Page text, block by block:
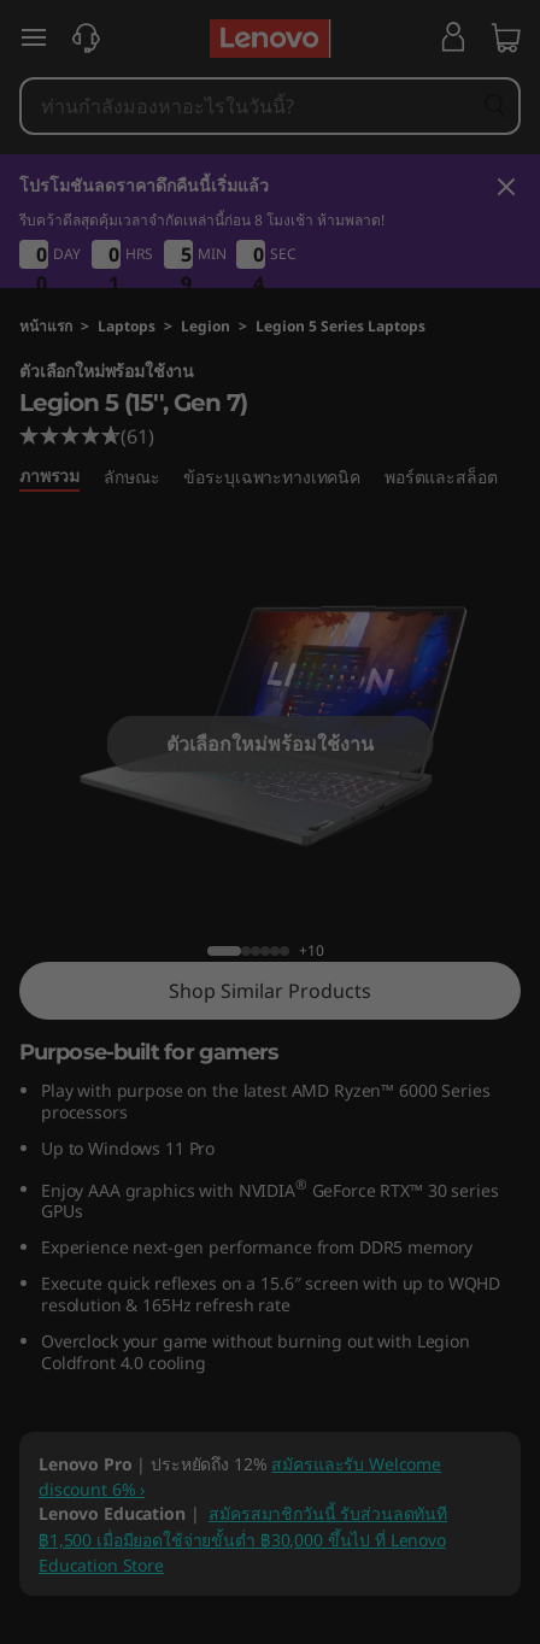
e
g
o
n
5
G
e
n
ข้ามไปที่เนื้อหาหลัก
โปรโมชันลดราคาดึกคืนนี้เริ่มแล้ว
รีบคว้าดีลสุดคุ้มเวลาจำกัดเหล่านี้ก่อน 8 โมงเช้า ห้ามพลาด!
0
0
0
0
0
0
0
0
DAY
0
1
0
1
0
1
0
1
HRS
5
9
5
9
5
9
5
9
MIN 0
3
0
2
0
3
0
2
SEC
หน้าแรก > Laptops > Legion > Legion 5 Series Laptops
ตัวเลือกใหม่พร้อมใช้งาน
Legion 5 (15'', Gen 7)
(61)
ภาพรวม ลักษณะ ข้อระบุเฉพาะทางเทคนิค พอร์ตและสล็อต
ตัวเลือกใหม่พร้อมใช้งาน
+10
Shop Similar Products
Purpose-built for gamers
Play with purpose on the latest AMD Ryzen™ 6000 Series
processors
Up to Windows 11 Pro
Enjoy AAA graphics with NVIDIA® GeForce RTX™ 30 series
GPUs
Experience next-gen performance from DDR5 memory
Execute quick reflexes on a 15.6″ screen with up to WQHD
resolution & 165Hz refresh rate
Overclock your game without burning out with Legion
Coldfront 4.0 cooling
Lenovo Pro | ประหยัดถึง 12% สมัครและรับ Welcome
discount 6% ›
Lenovo Education | สมัครสมาชิกวันนี้ รับส่วนลดทันที
฿1,500 เมื่อมียอดใช้จ่ายขั้นต่ำ ฿30,000 ขึ้นไป ที่ Lenovo
Education Store